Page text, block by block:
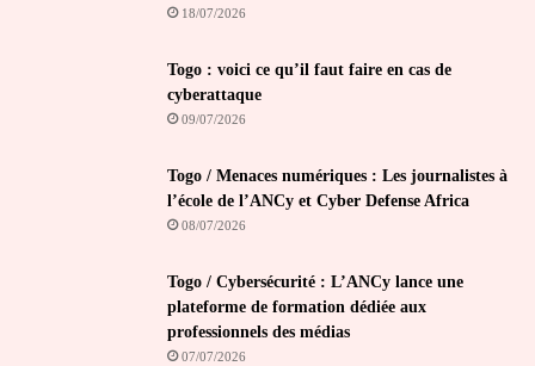
18/07/2026
Togo : voici ce qu’il faut faire en cas de
cyberattaque
09/07/2026
Togo / Menaces numériques : Les journalistes à
l’école de l’ANCy et Cyber Defense Africa
08/07/2026
Togo / Cybersécurité : L’ANCy lance une
plateforme de formation dédiée aux
professionnels des médias
07/07/2026